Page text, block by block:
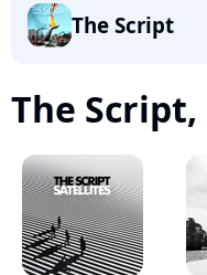
The Script
The